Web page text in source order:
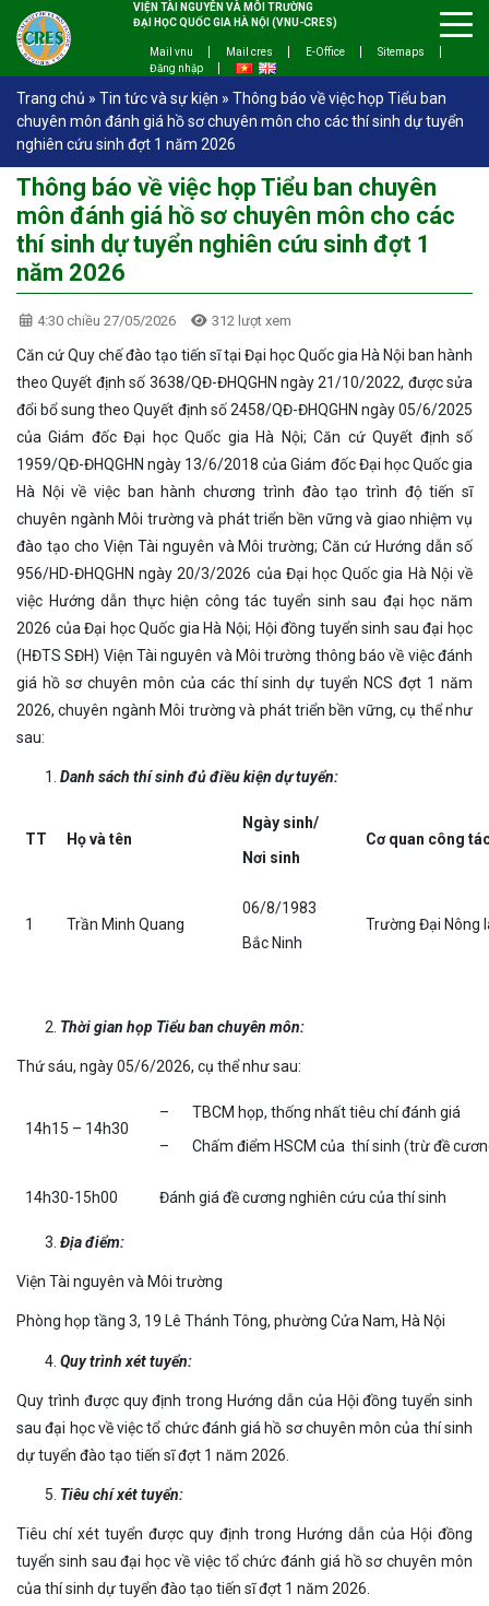
VIỆN TÀI NGUYÊN VÀ MÔI TRƯỜNG
ĐẠI HỌC QUỐC GIA HÀ NỘI (VNU-CRES)
Mail vnu Mail cres E-Office
Sitemaps
Đăng nhập
Trang chủ » Tin tức và sự kiện » Thông báo về việc họp Tiểu ban
chuyên môn đánh giá hồ sơ chuyên môn cho các thí sinh dự tuyển
nghiên cứu sinh đợt 1 năm 2026
Thông báo về việc họp Tiểu ban chuyên
môn đánh giá hồ sơ chuyên môn cho các
thí sinh dự tuyển nghiên cứu sinh đợt 1
năm 2026
4:30 chiều 27/05/2026 312 lượt xem
Căn cứ Quy chế đào tạo tiến sĩ tại Đại học Quốc gia Hà Nội ban hành
theo Quyết định số 3638/QĐ-ĐHQGHN ngày 21/10/2022, được sửa
đổi bổ sung theo Quyết định số 2458/QĐ-ĐHQGHN ngày 05/6/2025
của Giám đốc Đại học Quốc gia Hà Nội; Căn cứ Quyết định số
1959/QĐ-ĐHQGHN ngày 13/6/2018 của Giám đốc Đại học Quốc gia
Hà Nội về việc ban hành chương trình đào tạo trình độ tiến sĩ
chuyên ngành Môi trường và phát triển bền vững và giao nhiệm vụ
đào tạo cho Viện Tài nguyên và Môi trường; Căn cứ Hướng dẫn số
956/HD-ĐHQGHN ngày 20/3/2026 của Đại học Quốc gia Hà Nội về
việc Hướng dẫn thực hiện công tác tuyển sinh sau đại học năm
2026 của Đại học Quốc gia Hà Nội; Hội đồng tuyển sinh sau đại học
(HĐTS SĐH) Viện Tài nguyên và Môi trường thông báo về việc đánh
giá hồ sơ chuyên môn của các thí sinh dự tuyển NCS đợt 1 năm
2026, chuyên ngành Môi trường và phát triển bền vững, cụ thể như
sau:
Danh sách thí sinh đủ điều kiện dự tuyển:
TT Họ và tên
Ngày sinh/
Nơi sinh
Cơ quan công
1 Trần Minh Quang
06/8/1983
Bắc Ninh
Trường Đại Nông
Thời gian họp Tiểu ban chuyên môn:
Thứ sáu, ngày 05/6/2026, cụ thể như sau:
14h15 – 14h30
– TBCM họp, thống nhất tiêu chí đánh giá
– Chấm điểm HSCM của thí sinh (trừ đề
14h30-15h00 Đánh giá đề cương nghiên cứu của thí sinh
Địa điểm:
Viện Tài nguyên và Môi trường
Phòng họp tầng 3, 19 Lê Thánh Tông, phường Cửa Nam, Hà Nội
Quy trình xét tuyển:
Quy trình được quy định trong Hướng dẫn của Hội đồng tuyển sinh
sau đại học về việc tổ chức đánh giá hồ sơ chuyên môn của thí sinh
dự tuyển đào tạo tiến sĩ đợt 1 năm 2026.
Tiêu chí xét tuyển:
Tiêu chí xét tuyển được quy định trong Hướng dẫn của Hội đồng
tuyển sinh sau đại học về việc tổ chức đánh giá hồ sơ chuyên môn
của thí sinh dự tuyển đào tạo tiến sĩ đợt 1 năm 2026.